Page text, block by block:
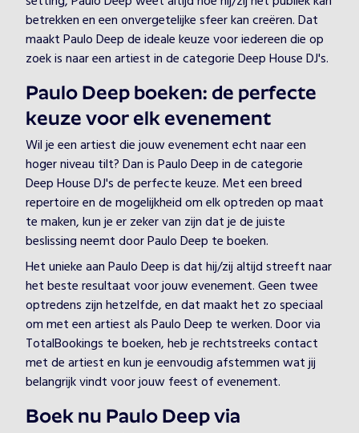
betrekken en een onvergetelijke sfeer kan creëren. Dat
maakt Paulo Deep de ideale keuze voor iedereen die op
zoek is naar een artiest in de categorie Deep House DJ's.
Paulo Deep boeken: de perfecte
keuze voor elk evenement
Wil je een artiest die jouw evenement echt naar een
hoger niveau tilt? Dan is Paulo Deep in de categorie
Deep House DJ's de perfecte keuze. Met een breed
repertoire en de mogelijkheid om elk optreden op maat
te maken, kun je er zeker van zijn dat je de juiste
beslissing neemt door Paulo Deep te boeken.
Het unieke aan Paulo Deep is dat hij/zij altijd streeft naar
het beste resultaat voor jouw evenement. Geen twee
optredens zijn hetzelfde, en dat maakt het zo speciaal
om met een artiest als Paulo Deep te werken. Door via
TotalBookings te boeken, heb je rechtstreeks contact
met de artiest en kun je eenvoudig afstemmen wat jij
belangrijk vindt voor jouw feest of evenement.
Boek nu Paulo Deep via